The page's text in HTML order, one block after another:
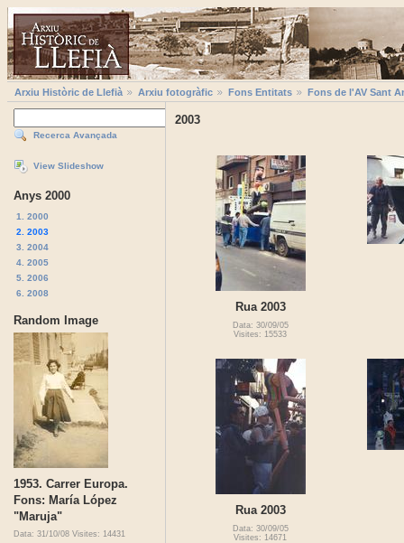
Arxiu Històric de Llefià Arxiu fotogràfic Fons Entitats Fons de l'AV Sant
Recerca Avançada
View Slideshow
Anys 2000
1. 2000
2. 2003
3. 2004
4. 2005
5. 2006
6. 2008
Random Image
1953. Carrer Europa.
Fons: María López
"Maruja"
Data: 31/10/08 Visites: 14431
2003
Rua 2003
Data: 30/09/05
Visites: 15533
Rua 2003
Data: 30/09/05
Visites: 14671